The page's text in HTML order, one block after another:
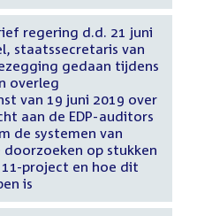
regering d.d. 21 juni
staatssecretaris van
gedaan tijdens
overleg
van 19 juni 2019 over
aan de EDP-auditors
de systemen van
doorzoeken op stukken
11-project en hoe dit
is